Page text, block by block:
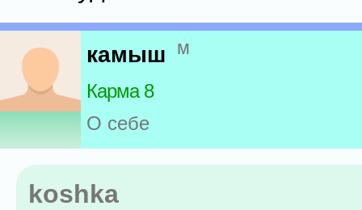
камыш м
Карма 8
О себе
koshka